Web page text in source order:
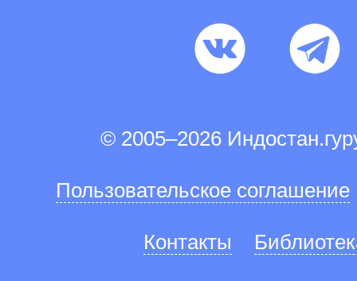
© 2005–2026
Пользовательское соглашение
Контакты